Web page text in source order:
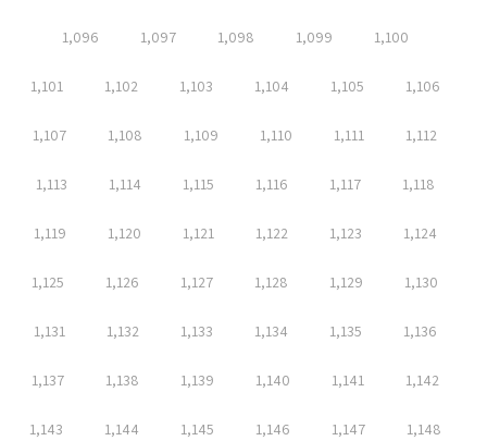
1,096 1,097 1,098 1,099 1,100
1,101 1,102 1,103 1,104 1,105 1,106
1,107 1,108 1,109 1,110 1,111 1,112
1,113 1,114 1,115 1,116 1,117 1,118
1,119 1,120 1,121 1,122 1,123 1,124
1,125 1,126 1,127 1,128 1,129 1,130
1,131 1,132 1,133 1,134 1,135 1,136
1,137 1,138 1,139 1,140 1,141 1,142
1,143 1,144 1,145 1,146 1,147 1,148